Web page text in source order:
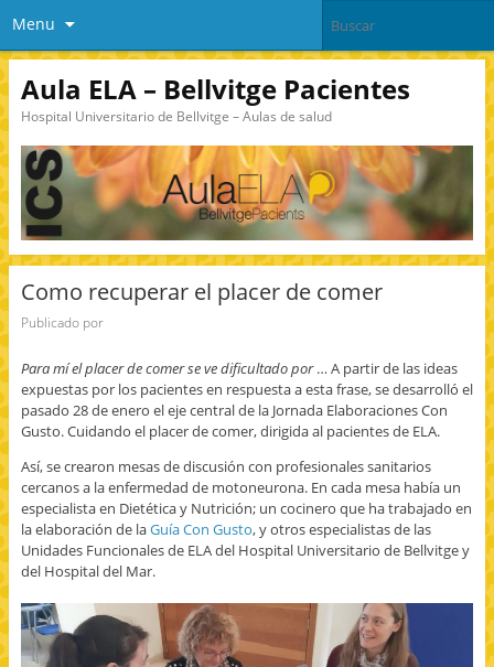
Menu
Aula ELA – Bellvitge Pacientes
Hospital Universitario de Bellvitge – Aulas de salud
Como recuperar el placer de comer
Publicado por
Para mí el placer de comer se ve dificultado por… A partir de las ideas
expuestas por los pacientes en respuesta a esta frase, se desarrolló el
pasado 28 de enero el eje central de la Jornada Elaboraciones Con
Gusto. Cuidando el placer de comer, dirigida al pacientes de ELA.
Así, se crearon mesas de discusión con profesionales sanitarios
cercanos a la enfermedad de motoneurona. En cada mesa había un
especialista en Dietética y Nutrición; un cocinero que ha trabajado en
la elaboración de laGuía Con Gusto, y otros especialistas de las
Unidades Funcionales de ELA del Hospital Universitario de Bellvitge y
del Hospital del Mar.